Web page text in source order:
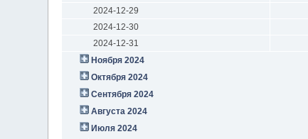
2024-12-29
2024-12-30
2024-12-31
Ноября 2024
Октября 2024
Сентября 2024
Августа 2024
Июля 2024